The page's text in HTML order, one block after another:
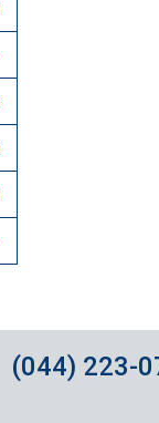
(044) 223-